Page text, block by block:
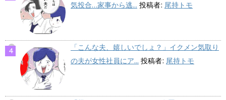
気投合…家事から逃... 投稿者: 尾持トモ
「こんな夫、嬉しいでしょ？」イクメン気取り
の夫が女性社員にア... 投稿者: 尾持トモ